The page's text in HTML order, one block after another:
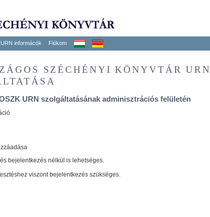
URN informácók Fiókom
SZÉCHÉNYI KÖNYVTÁR URN
URN szolgáltatásának adminisztrációs felületén
bejelentkezés nélkül is lehetséges.
viszont bejelentkezés szükséges.